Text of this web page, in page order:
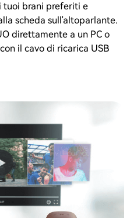
tuoi brani preferiti e
scheda sull'altoparlante.
direttamente a un PC o
il cavo di ricarica USB